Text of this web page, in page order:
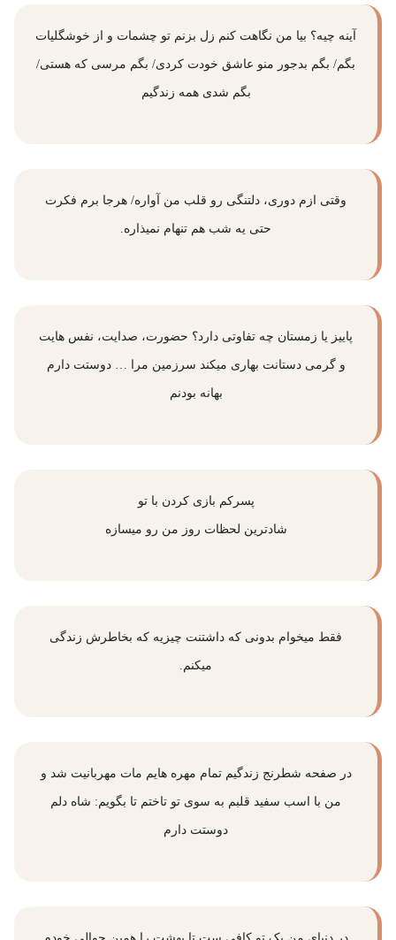
آینه چیه؟ بیا من نگاهت کنم زل بزنم تو چشمات و از خوشگلیات
بگم/ بگم بدجور منو عاشق خودت کردی/ بگم مرسی که هستی/
بگم شدی همه زندگیم
وقتی ازم دوری، دلتنگی رو قلب من آواره/ هرجا برم فکرت
حتی یه شب هم تنهام نمیذاره.
پاییز یا زمستان چه تفاوتی دارد؟ حضورت، صدایت، نفس هایت
و گرمی دستانت بهاری میکند سرزمین مرا … دوستت دارم
بهانه بودنم
پسرکم بازی کردن با تو
شادترین لحظات روز من رو میسازه
فقط میخوام بدونی که داشتنت چیزیه که بخاطرش زندگی
میکنم.
در صفحه شطرنج زندگیم تمام مهره هایم مات مهربانیت شد و
من با اسب سفید قلبم به سوی تو تاختم تا بگویم: شاه دلم
دوستت دارم